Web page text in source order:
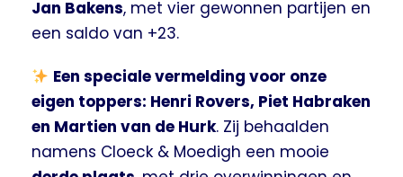
Jan Bakens, met vier gewonnen partijen en
een saldo van +23.
Een speciale vermelding voor onze
eigen toppers: Henri Rovers, Piet Habraken
en Martien van de Hurk. Zij behaalden
namens Cloeck & Moedigh een mooie